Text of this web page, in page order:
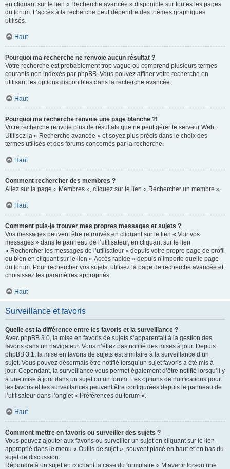
en cliquant sur le lien « Recherche avancée » disponible sur toutes les pages
du forum. L’accès à la recherche peut dépendre des thèmes graphiques
utilisés.
Haut
Pourquoi ma recherche ne renvoie aucun résultat ?
Votre recherche est probablement trop vague ou comprend plusieurs termes
courants non indexés par phpBB. Vous pouvez affiner votre recherche en
utilisant les options disponibles dans la recherche avancée.
Haut
Pourquoi ma recherche renvoie une page blanche ?!
Votre recherche renvoie plus de résultats que ne peut gérer le serveur Web.
Utilisez la « Recherche avancée » et soyez plus précis dans le choix des
termes utilisés et des forums concernés par la recherche.
Haut
Comment rechercher des membres ?
Allez sur la page « Membres », cliquez sur le lien « Rechercher un membre ».
Haut
Comment puis-je trouver mes propres messages et sujets ?
Vos messages peuvent être retrouvés en cliquant sur le lien « Voir vos
messages » dans le panneau de l’utilisateur, en cliquant sur le lien
« Rechercher les messages de l’utilisateur » depuis votre propre page de profil
ou bien en cliquant sur le lien « Accès rapide » depuis n’importe quelle page
du forum. Pour rechercher vos sujets, utilisez la page de recherche avancée et
choisissez les paramètres appropriés.
Haut
Surveillance et favoris
Quelle est la différence entre les favoris et la surveillance ?
Avec phpBB 3.0, la mise en favoris de sujets s’apparentait à la gestion des
favoris dans un navigateur. Vous n’étiez pas notifié des mises à jour. Depuis
phpBB 3.1, la mise en favoris de sujets est similaire à la surveillance d’un
sujet. Vous pouvez désormais être notifié lorsqu’un sujet favoris a été mis à
jour. Cependant, la surveillance vous permet également d’être notifié lorsqu’il y
a une mise à jour dans un sujet ou un forum. Les options de notifications pour
les favoris et les surveillances peuvent être configurées depuis le panneau de
l’utilisateur dans l’onglet « Préférences du forum ».
Haut
Comment mettre en favoris ou surveiller des sujets ?
Vous pouvez ajouter aux favoris ou surveiller un sujet en cliquant sur le lien
approprié dans le menu « Outils de sujet », souvent placé en haut et en bas du
sujet de discussion.
Répondre à un sujet en cochant la case du formulaire « M’avertir lorsqu’une